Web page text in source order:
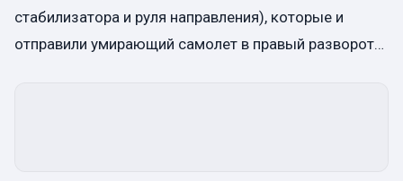
стабилизатора и руля направления), которые и
отправили умирающий самолет в правый разворот…